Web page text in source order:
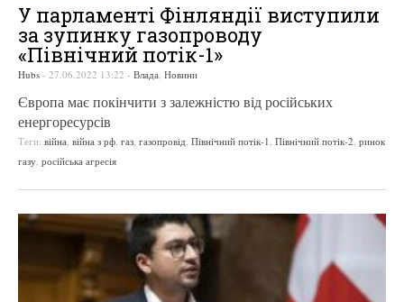
У парламенті Фінляндії виступили
за зупинку газопроводу
«Північний потік-1»
Hubs - 27.06.2022 13:22 - Влада Новини
Європа має покінчити з залежністю від російських
енергоресурсів
Теги: війна війна з рф газ газопровід Північний потік-1 Північний потік-2 ринок
газу російська агресія